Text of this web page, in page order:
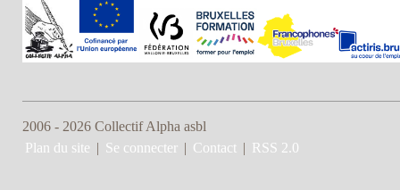
2006 - 2026 Collectif Alpha asbl
Plan du site
Se connecter Contact RSS 2.0